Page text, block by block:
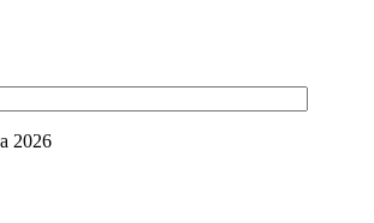
2026